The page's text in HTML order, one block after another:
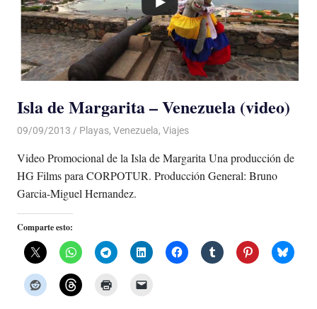
Isla de Margarita – Venezuela (video)
09/09/2013 Luis Castellanos
Playas, Venezuela, Viajes
Video Promocional de la Isla de Margarita Una producción de
HG Films para CORPOTUR. Producción General: Bruno
Garcia-Miguel Hernandez.
Comparte esto: